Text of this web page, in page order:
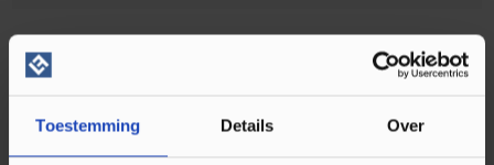
Toestemming Details Over
Kusteik Beige AVSPU40321